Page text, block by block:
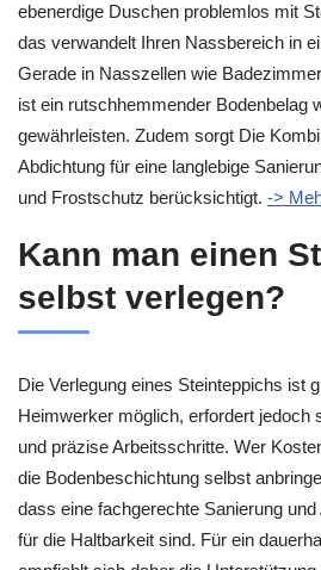
ebenerdige Duschen problemlos mit
das verwandelt Ihren Nassbereich in
Gerade in Nasszellen wie
ist ein rutschhemmender Bodenbelag
gewährleisten. Zudem sorgt Die
Abdichtung für eine langlebige
und Frostschutz berücksichtigt. ->
Kann man einen
selbst verlegen?
Die Verlegung eines Steinteppichs ist
Heimwerker möglich, erfordert jedoch
und präzise Arbeitsschritte. Wer
die Bodenbeschichtung selbst
dass eine fachgerechte Sanierung
für die Haltbarkeit sind. Für ein